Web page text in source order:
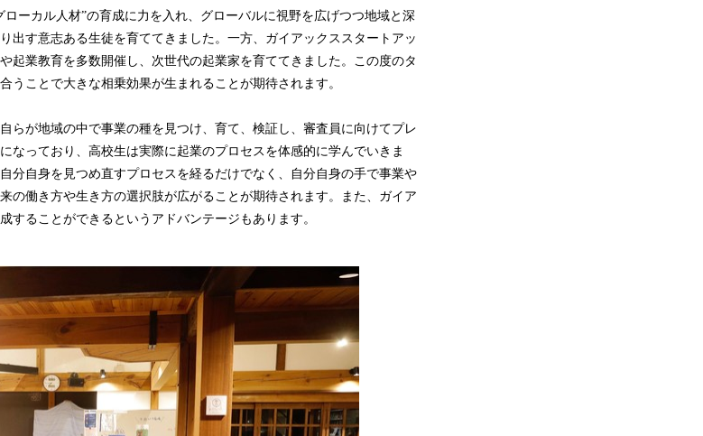
中
で
す
ーカル人材”の育成に力を入れ、グローバルに視野を広げつつ地域と深
出す意志ある生徒を育ててきました。一方、ガイアックススタートアッ
起業教育を多数開催し、次世代の起業家を育ててきました。この度のタ
うことで大きな相乗効果が生まれることが期待されます。
らが地域の中で事業の種を見つけ、育て、検証し、審査員に向けてプレ
なっており、高校生は実際に起業のプロセスを体感的に学んでいきま
分自身を見つめ直すプロセスを経るだけでなく、自分自身の手で事業や
の働き方や生き方の選択肢が広がることが期待されます。また、ガイア
することができるというアドバンテージもあります。